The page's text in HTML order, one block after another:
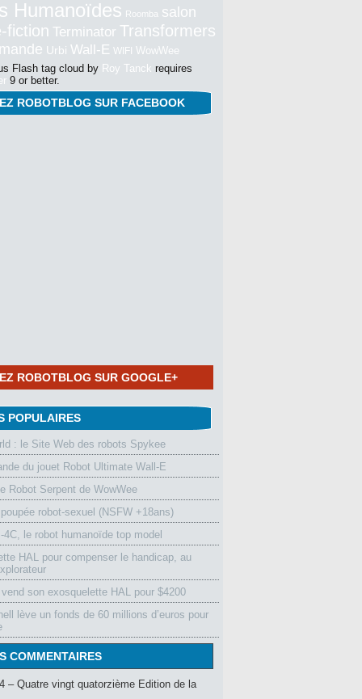
Humanoïdes Roomba salon
fiction Terminator Transformers
Urbi Wall-E WIFI WowWee
Flash tag cloud by Roy Tanck requires
9 or better.
ROBOTBLOG SUR FACEBOOK
ROBOTBLOG SUR GOOGLE+
POPULAIRES
: le Site Web des robots Spykee
du jouet Robot Ultimate Wall-E
Robot Serpent de WowWee
robot-sexuel (NSFW +18ans)
4C, le robot humanoïde top model
HAL pour compenser le handicap, au
son exosquelette HAL pour $4200
lève un fonds de 60 millions d’euros pour
COMMENTAIRES
– Quatre vingt quatorzième Edition de la